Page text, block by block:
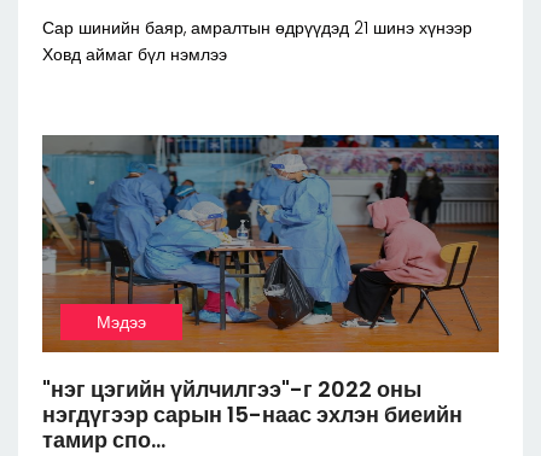
Сар шинийн баяр, амралтын өдрүүдэд 21 шинэ хүнээр
Ховд аймаг бүл нэмлээ
Мэдээ
"нэг цэгийн үйлчилгээ"-г 2022 оны
нэгдүгээр сарын 15-наас эхлэн биеийн
тамир спо...